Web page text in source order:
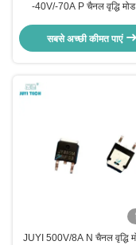
-40V/-70A P चैनल वृद्धि मोड
लिए
सबसे अच्छी कीमत पाएं
JUYI 500V/8A N चैनल वृद्धि